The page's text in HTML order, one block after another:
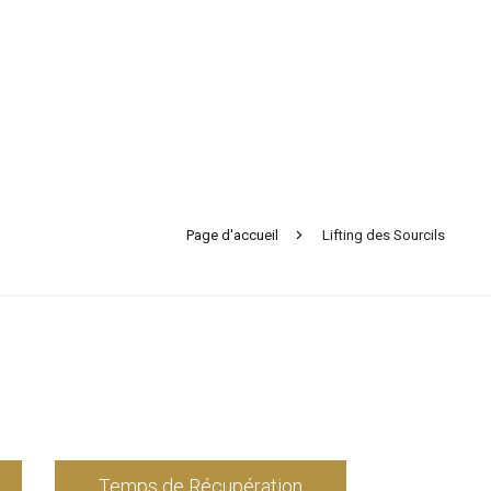
Page d'accueil Lifting des Sourcils
Temps de Récupération